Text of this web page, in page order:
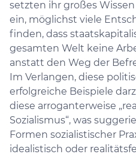
setzten ihr großes
ein, möglichst viele
finden, dass
gesamten Welt keine
anstatt den Weg der
Im Verlangen, diese
erfolgreiche Beispiele
diese arroganterweise
Sozialismus“, was
Formen sozialistischer
idealistisch oder